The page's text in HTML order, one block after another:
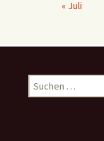
« Juli
u